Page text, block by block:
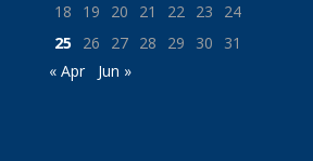
18
19 20 21 22 23
24
25
26 27 28 29 30
31
« Apr
Jun »